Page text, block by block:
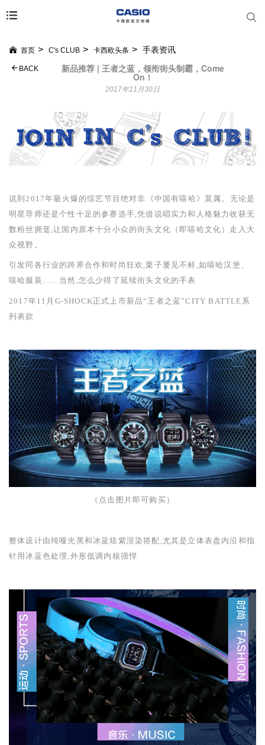
首页 C's CLUB 卡西欧头条 手表资讯
新品推荐 | 王者之蓝，领衔街头制霸，Come
On！
BACK
2017年11月30日
说到 2017年最火爆的综艺节目绝对非《中国有嘻哈》莫属 。无论是
明星导师还是个性十足的参赛选手,凭借说唱实力和人格魅力收获无
数粉丝拥趸 ,让国内原本十分小众的街头文化（即嘻哈文化）走入大
众视野。
引发同各行业的跨界合作和时尚狂欢 ,栗子屡见不鲜,如嘻哈汉堡、
嘻哈服装……当然,怎么少得了延续街头文化的手表
2017年11 月 G-SHOCK正式上市新品“王者之蓝”CITY BATTLE 系
列表款
（点击图片即可购买）
整体设计由纯哑光黑和冰蓝炫紫渲染搭配 尤其是立体表盘内沿和指
针用冰蓝色处理 外形低调内核强悍